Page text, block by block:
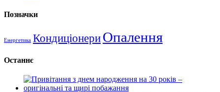
Позначки
Енергетика КондиціонериОпалення
Останнє